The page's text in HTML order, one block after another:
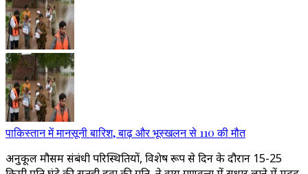
पाकिस्तान में मानसूनी बारिश, बाढ़ और भूस्खलन से 110 की मौत
अनुकूल मौसम संबंधी परिस्थितियों, विशेष रूप से दिन के दौरान 15-25